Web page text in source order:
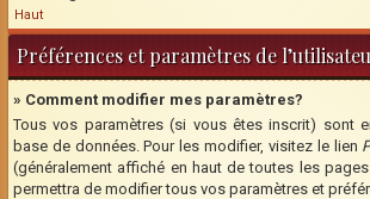
Haut
Préférences et paramètres de
» Comment modifier mes paramètres?
Tous vos paramètres (si vous êtes inscrit) sont
base de données. Pour les modifier, visitez le lien
(généralement affiché en haut de toutes les
permettra de modifier tous vos paramètres et